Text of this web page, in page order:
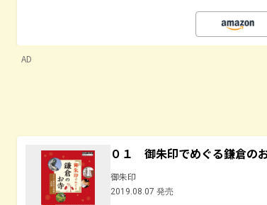
AD
０１ 御朱印でめぐる鎌倉
御朱印
2019.08.07 発売